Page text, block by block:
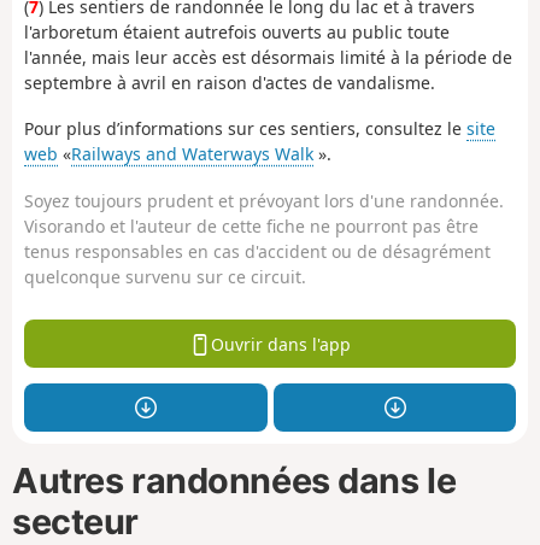
(7) Les sentiers de randonnée le long du lac et à travers
l'arboretum étaient autrefois ouverts au public toute
l'année, mais leur accès est désormais limité à la période de
septembre à avril en raison d'actes de vandalisme.
Pour plus d’informations sur ces sentiers, consultez le site
web «Railways and Waterways Walk ».
Soyez toujours prudent et prévoyant lors d'une randonnée.
Visorando et l'auteur de cette fiche ne pourront pas être
tenus responsables en cas d'accident ou de désagrément
quelconque survenu sur ce circuit.
Ouvrir dans l'app
Autres randonnées dans le
secteur